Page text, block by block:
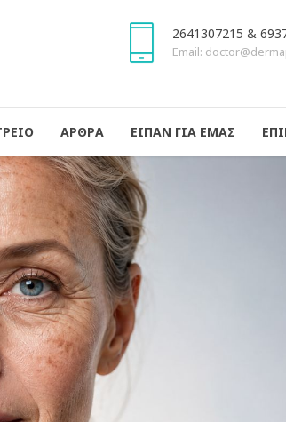
2641307215 &
Email:
ΑΡΘΡΑ ΕΙΠΑΝ ΓΙΑ ΕΜΑΣ